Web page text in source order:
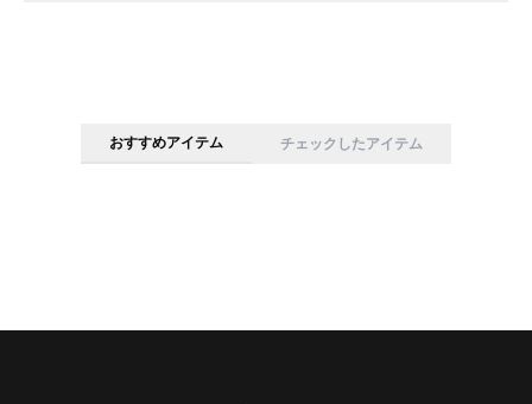
おすすめアイテム チェックしたアイテム